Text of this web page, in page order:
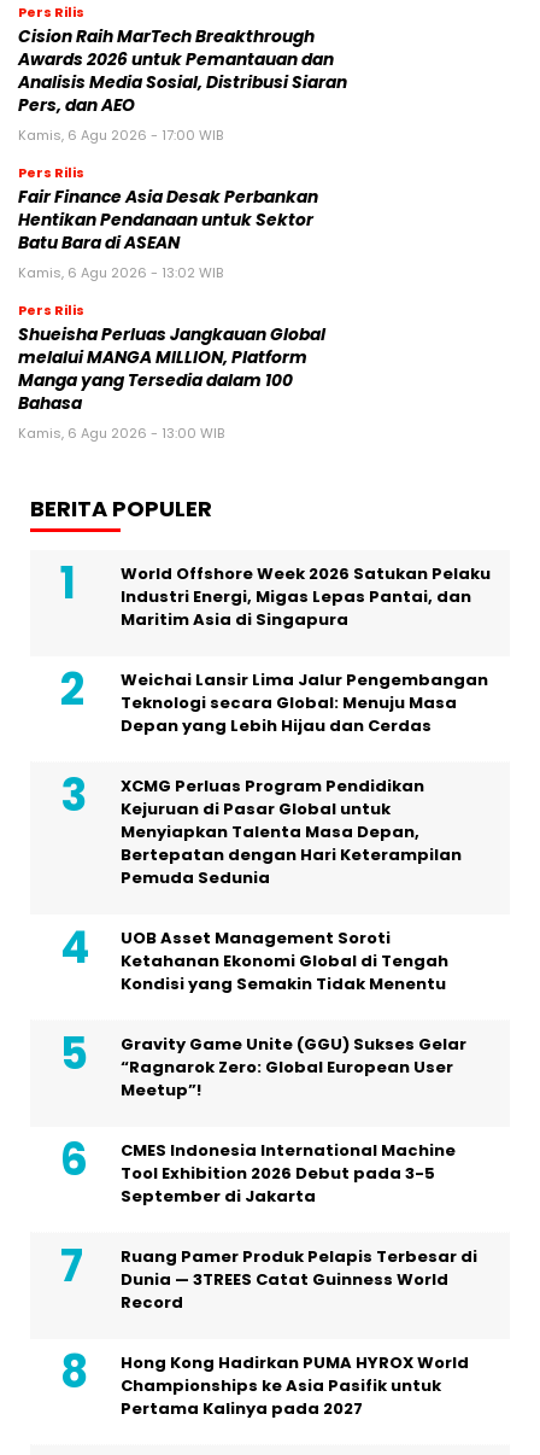
Pers Rilis
Cision Raih MarTech Breakthrough
Awards 2026 untuk Pemantauan dan
Analisis Media Sosial, Distribusi Siaran
Pers, dan AEO
Kamis, 6 Agu 2026 - 17:00 WIB
Pers Rilis
Fair Finance Asia Desak Perbankan
Hentikan Pendanaan untuk Sektor
Batu Bara di ASEAN
Kamis, 6 Agu 2026 - 13:02 WIB
Pers Rilis
Shueisha Perluas Jangkauan Global
melalui MANGA MILLION, Platform
Manga yang Tersedia dalam 100
Bahasa
Kamis, 6 Agu 2026 - 13:00 WIB
BERITA POPULER
World Offshore Week 2026 Satukan Pelaku
Industri Energi, Migas Lepas Pantai, dan
Maritim Asia di Singapura
Weichai Lansir Lima Jalur Pengembangan
Teknologi secara Global: Menuju Masa
Depan yang Lebih Hijau dan Cerdas
XCMG Perluas Program Pendidikan
Kejuruan di Pasar Global untuk
Menyiapkan Talenta Masa Depan,
Bertepatan dengan Hari Keterampilan
Pemuda Sedunia
UOB Asset Management Soroti
Ketahanan Ekonomi Global di Tengah
Kondisi yang Semakin Tidak Menentu
Gravity Game Unite (GGU) Sukses Gelar
“Ragnarok Zero: Global European User
Meetup”!
CMES Indonesia International Machine
Tool Exhibition 2026 Debut pada 3-5
September di Jakarta
Ruang Pamer Produk Pelapis Terbesar di
Dunia — 3TREES Catat Guinness World
Record
Hong Kong Hadirkan PUMA HYROX World
Championships ke Asia Pasifik untuk
Pertama Kalinya pada 2027